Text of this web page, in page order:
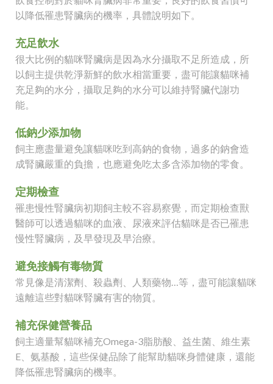
以降低罹患腎臟病的機率，具體說明如下。
充足飲水
很大比例的貓咪腎臟病是因為水分攝取不足所造成，所
以飼主提供乾淨新鮮的飲水相當重要，盡可能讓貓咪補
充足夠的水分，攝取足夠的水分可以維持腎臟代謝功
能。
低鈉少添加物
飼主應盡量避免讓貓咪吃到高鈉的食物，過多的鈉會造
成腎臟嚴重的負擔，也應避免吃太多含添加物的零食。
定期檢查
罹患慢性腎臟病初期飼主較不容易察覺，而定期檢查獸
醫師可以透過貓咪的血液、尿液來評估貓咪是否已罹患
慢性腎臟病，及早發現及早治療。
避免接觸有毒物質
常見像是清潔劑、殺蟲劑、人類藥物…等，盡可能讓貓咪
遠離這些對貓咪腎臟有害的物質。
補充保健營養品
飼主適量幫貓咪補充Omega-3脂肪酸、益生菌、維生素
E、氨基酸，這些保健品除了能幫助貓咪身體健康，還能
降低罹患腎臟病的機率。